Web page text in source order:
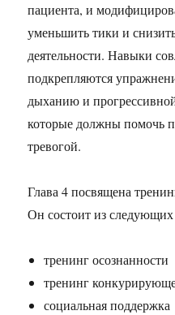
пациента, и
уменьшить тики и
деятельности. Навыки
подкрепляются
дыханию и
которые должны помочь
тревогой.
Глава 4 посвящена
Он состоит из следующих
тренинг осознанности
тренинг
социальная поддержка